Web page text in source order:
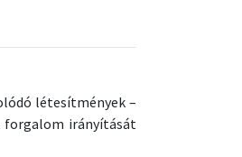
létesítmények –
forgalom irányítását